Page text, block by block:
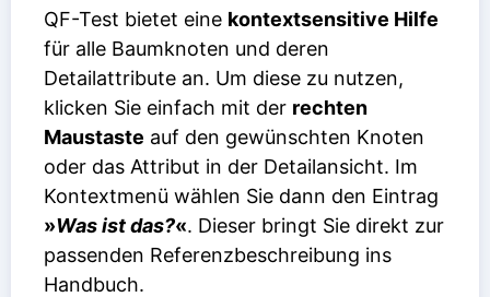
QF-Test bietet eine kontextsensitive Hilfe
für alle Baumknoten und deren
Detailattribute an. Um diese zu nutzen,
klicken Sie einfach mit der rechten
Maustaste auf den gewünschten Knoten
oder das Attribut in der Detailansicht. Im
Kontextmenü wählen Sie dann den Eintrag
»Was ist das?«. Dieser bringt Sie direkt zur
passenden Referenzbeschreibung ins
Handbuch.